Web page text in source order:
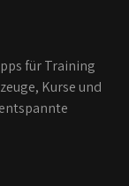
für Training
Kurse und